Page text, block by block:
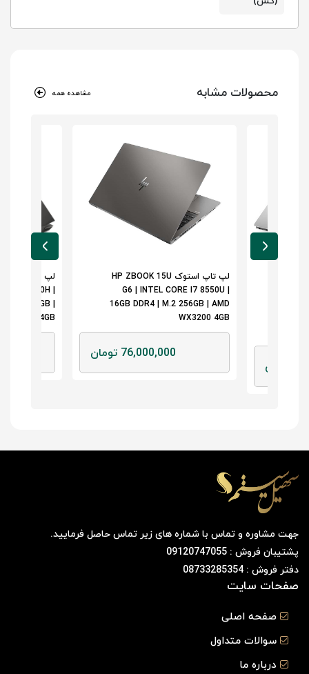
محصولات مشابه مشاهده همه
لپ تاپ استوک HP ZBOOK 15U
G6 | INTEL CORE I7 8550U |
16GB DDR4 | M.2 256GB | AMD
WX3200 4GB
76,000,000 تومان
I7 9750H |
| M.2 512GB |
T1000 4GB
جهت مشاوره و تماس با شماره های زیر تماس حاصل فرمایید.
پشتیبان فروش : 09120747055
دفتر فروش : 08733285354
صفحات سایت
صفحه اصلی
سوالات متداول
درباره ما